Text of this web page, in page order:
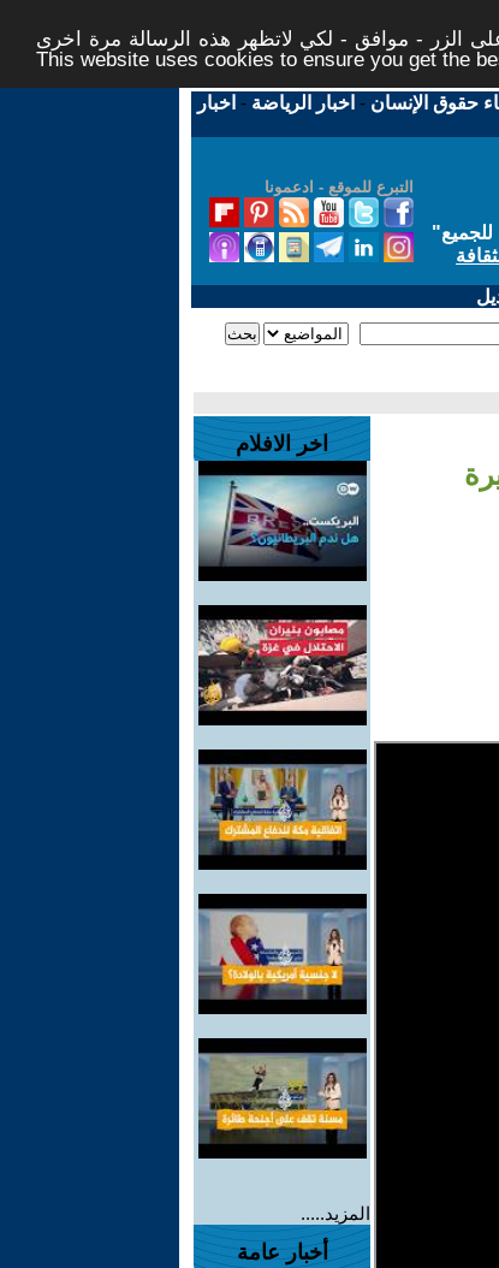
الزر - موافق - لكي لاتظهر هذه الرسالة مرة اخرى -
This website uses cookies to ensure you get the
حقوق الإنسان - اخبار الرياضة - اخبار
التبرع للموقع - ادعمونا
"
اخر الافلام
المزيد.....
أخبار عامة